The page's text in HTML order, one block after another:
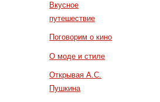
Вкусное
путешествие
Поговорим о кино
О моде и стиле
Открывая А.С.
Пушкина